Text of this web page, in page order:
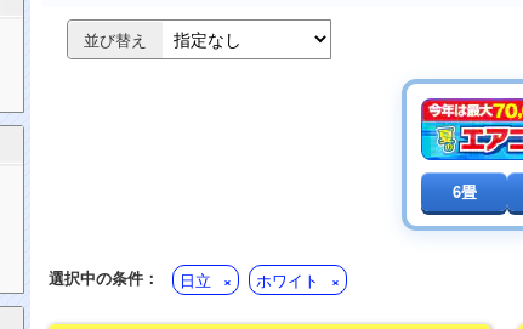
並び替え
6畳
選択中の条件： 日立 ホワイト